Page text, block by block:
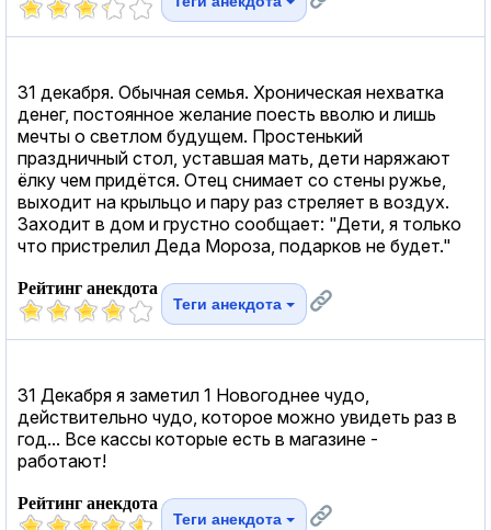
31 декабря. Обычная семья. Хроническая нехватка
денег, постоянное желание поесть вволю и лишь
мечты о светлом будущем. Простенький
праздничный стол, уставшая мать, дети наряжают
ёлку чем придётся. Отец снимает со стены ружье,
выходит на крыльцо и пару раз стреляет в воздух.
Заходит в дом и грустно сообщает: "Дети, я только
что пристрелил Деда Мороза, подарков не будет."
Рейтинг анекдота
Теги анекдота
31 Декабря я заметил 1 Новогоднее чудо,
действительно чудо, которое можно увидеть раз в
год... Все кассы которые есть в магазине -
работают!
Рейтинг анекдота
Теги анекдота